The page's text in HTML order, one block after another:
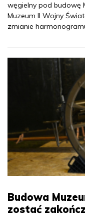
węgielny pod budowę
Muzeum II Wojny
zmianie
Budowa
zostać